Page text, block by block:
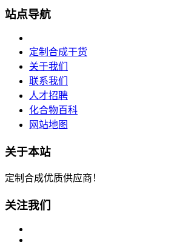
站点导航
定制合成干货
关于我们
联系我们
人才招聘
化合物百科
网站地图
关于本站
定制合成优质供应商！
关注我们